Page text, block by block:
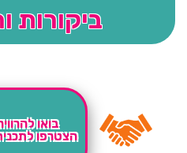
ביקורות
בואו
הצטרפו